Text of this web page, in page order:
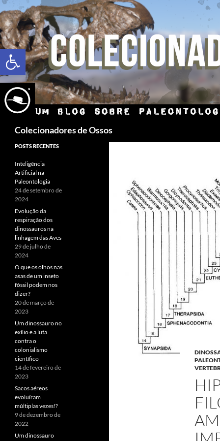
Abrir a barra de ferramentas
Colecionadores de Ossos
POSTS RECENTES
Inteligência
Artificial na
Paleontologia
24 de setembro de
2024
Evolução da
respiração dos
dinossauros na
linhagem das Aves
29 de julho de
2024
O que os olhos nas
asas de um inseto
fóssil podem nos
dizer?
20 de março de
2023
Um dinossauro no
exílio e a luta
contra o
colonialismo
científico
14 de fevereiro de
2023
Sacos aéreos
evoluíram
múltiplas vezes!?
9 de dezembro de
2022
Um dinossauro